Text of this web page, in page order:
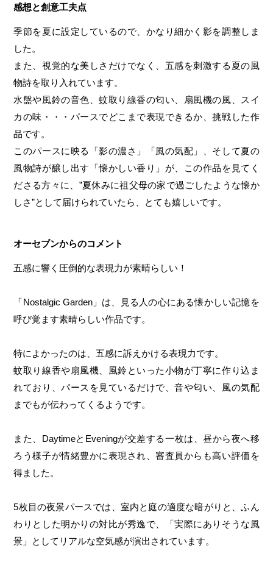
感想と創意工夫点
季節を夏に設定しているので、かなり細かく影を調整しま
した。
また、視覚的な美しさだけでなく、五感を刺激する夏の風
物詩を取り入れています。
水盤や風鈴の音色、蚊取り線香の匂い、扇風機の風、スイ
カの味・・・パースでどこまで表現できるか、挑戦した作
品です。
このパースに映る「影の濃さ」「風の気配」、そして夏の
風物詩が醸し出す「懐かしい香り」が、この作品を見てく
ださる方々に、”夏休みに祖父母の家で過ごしたような懐か
しさ”として届けられていたら、とても嬉しいです。
オーセブンからのコメント
五感に響く圧倒的な表現力が素晴らしい！
「Nostalgic Garden」は、見る人の心にある懐かしい記憶を
呼び覚ます素晴らしい作品です。
特によかったのは、五感に訴えかける表現力です。
蚊取り線香や扇風機、風鈴といった小物が丁寧に作り込ま
れており、パースを見ているだけで、音や匂い、風の気配
までもが伝わってくるようです。
また、DaytimeとEveningが交差する一枚は、昼から夜へ移
ろう様子が情緒豊かに表現され、審査員からも高い評価を
得ました。
5枚目の夜景パースでは、室内と庭の適度な暗がりと、ふん
わりとした明かりの対比が秀逸で、「実際にありそうな風
景」としてリアルな空気感が演出されています。